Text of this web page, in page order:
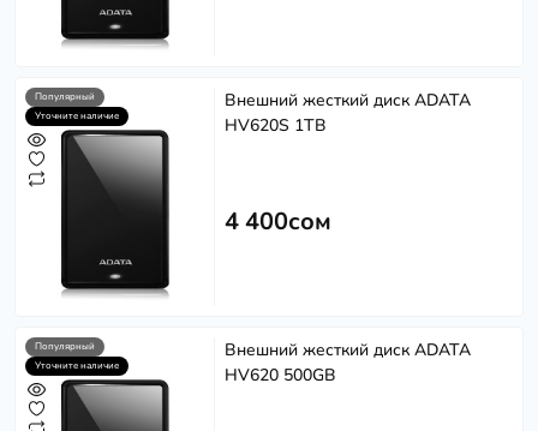
Популярный
Уточните наличие
Внешний жесткий диск ADATA
HV620S 1TB
4 400сом
Популярный
Уточните наличие
Внешний жесткий диск ADATA
HV620 500GB